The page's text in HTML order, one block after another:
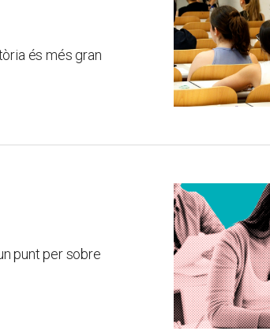
és més gran
punt per sobre